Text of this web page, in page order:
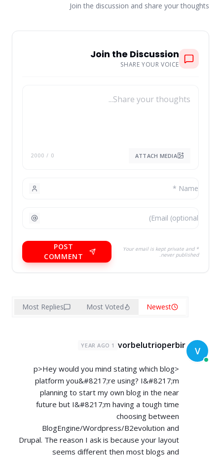
Join the discussion and share your thoughts
Join the Discussion
SHARE YOUR VOICE
ATTACH MEDIA
0
/ 2000
* Your email is kept private and
never published.
POST
COMMENT
Newest
Most Voted
Most Replies
V
vorbelutrioperbir
1 YEAR AGO
<p>Hey would you mind stating which blog
platform you&#8217;re using? I&#8217;m
planning to start my own blog in the near
future but I&#8217;m having a tough time
choosing between
BlogEngine/Wordpress/B2evolution and
Drupal. The reason I ask is because your layout
seems different then most blogs and